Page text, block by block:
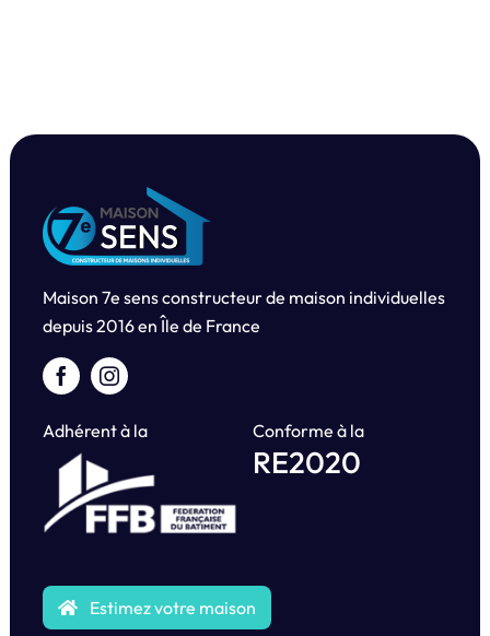
Maison 7e sens constructeur de maison individuelles
depuis2016 en Île de France
Adhérent à la Conforme à la
RE2020
Estimez votre maison